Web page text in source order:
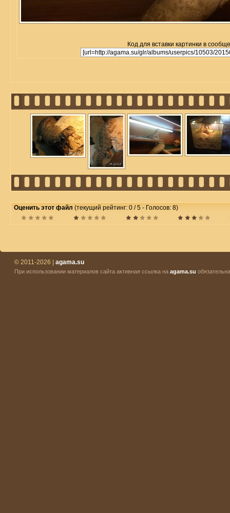
Код для вставки картинки в
Оценить этот файл (текущий рейтинг: 0 / 5 - Голосов: 8)
© 2011-2026 | agama.su
При использовании материалов сайта активная ссылка на agama.su